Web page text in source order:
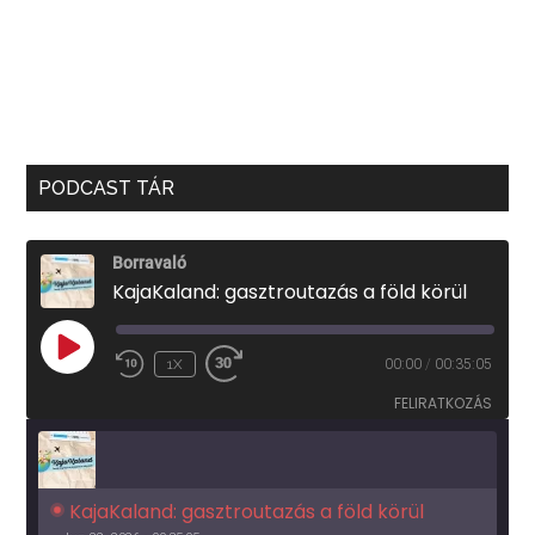
PODCAST TÁR
Borravaló
KajaKaland: gasztroutazás a föld körül
PLAY
EPISODE
1X 00:00 / 00:35:05
FELIRATKOZÁS
KajaKaland: gasztroutazás a föld körül